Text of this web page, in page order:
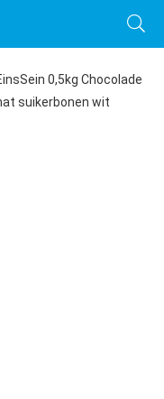
0,5kg Chocolade
suikerbonen wit